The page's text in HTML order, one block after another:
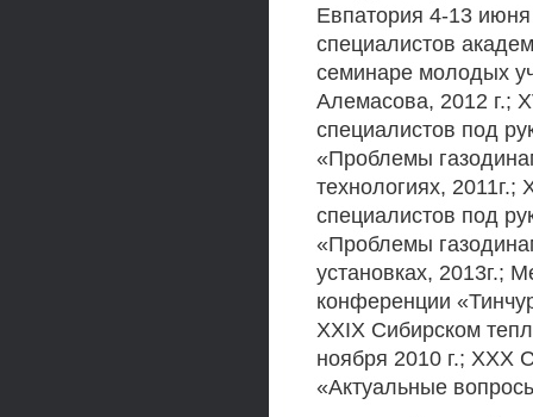
Евпатория 4-13
специалистов
семинаре молодых
Алемасова, 2012 г.;
специалистов под
«Проблемы
технологиях,
специалистов под
«Проблемы
установках, 2013г.;
конференции
XXIX Сибирском
ноября 2010 г.; XXX
«Актуальные